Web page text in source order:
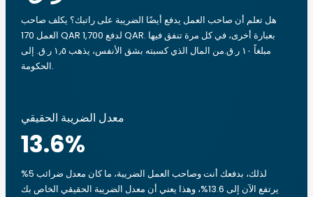
هل تعلم أن صاحب العمل يدفع أيضًا الضريبة على راتبك؟ يكلف صاحب
العمل 170 QAR لدفع 1,700 QAR. بعبارة أخرى، في كل مرة تنفق فيها
مبلغاً ‏١٠ ر.ق.‏من المال الذي كسبته بشق الأنفس، يذهب ‏١٫٥ ر.ق.‏ إلى
الحكومة.
معدل الضريبة الحقيقي
13.6%
لذلك، بدفعك أنت وصاحب العمل الضريبة، ما كان معدل ضرائب 5%
يرتفع الآن إلى 13.6%، وهذا يعني أن معدل الضريبة الحقيقي الخاص بك